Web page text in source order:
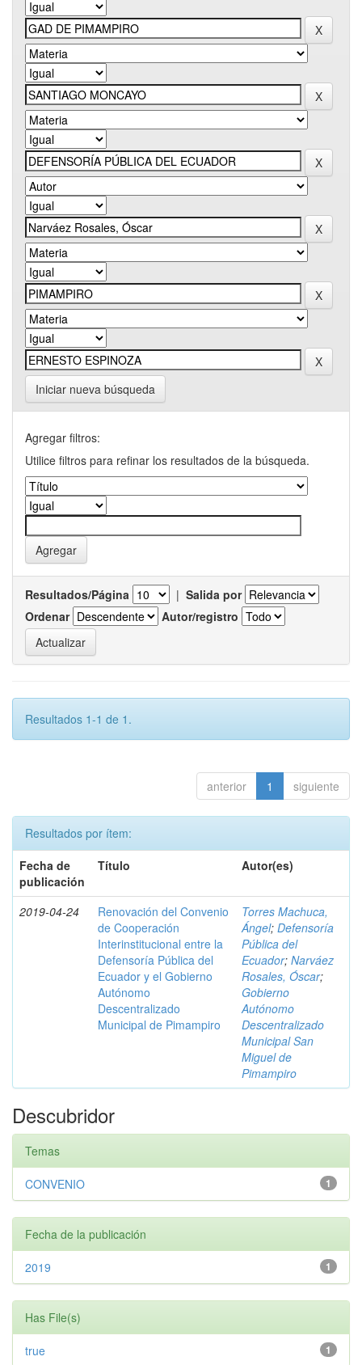
Iniciar nueva búsqueda
Agregar filtros:
Utilice filtros para refinar los resultados de la búsqueda.
Resultados/Página | Salida por
Ordenar
Autor/registro
Resultados 1-1 de 1.
anterior 1 siguiente
Resultados por ítem:
Fecha de
publicación
Título Autor(es)
2019-04-24
Renovación del Convenio
de Cooperación
Interinstitucional entre la
Defensoría Pública del
Ecuador y el Gobierno
Autónomo
Descentralizado
Municipal de Pimampiro
Torres Machuca,
Ángel; Defensoría
Pública del
Ecuador; Narváez
Rosales, Óscar;
Gobierno
Autónomo
Descentralizado
Municipal San
Miguel de
Pimampiro
Descubridor
Temas
1
CONVENIO
Fecha de la publicación
1
2019
Has File(s)
1
true